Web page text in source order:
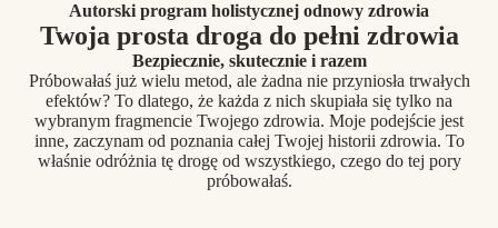
Autorski program holistycznej odnowy zdrowia
Twoja prosta droga do pełni zdrowia
Bezpiecznie, skutecznie i razem
Próbowałaś już wielu metod, ale żadna nie przyniosła trwałych
efektów? To dlatego, że każda z nich skupiała się tylko na
wybranym fragmencie Twojego zdrowia. Moje podejście jest
inne, zaczynam od poznania całej Twojej historii zdrowia. To
właśnie odróżnia tę drogę od wszystkiego, czego do tej pory
próbowałaś.